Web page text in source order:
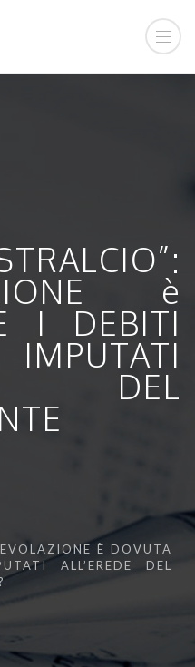
è
I DEBITI
DEL
È DOVUTA
ALL’EREDE DEL